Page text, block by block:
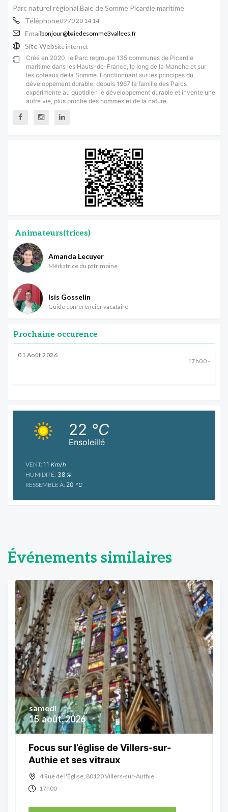
Parc naturel régional Baie de Somme Picardie maritime
Téléphone09 70 20 14 14
Emailbonjour@baiedesomme3vallees.fr
Site WebSite internet
Créé en 2020, le Parc regroupe 135 communes de Picardie
maritime dans les Hauts-de-France, le long de la Manche et sur
les coteaux de la Somme. Fonctionnant sur les principes du
développement durable, depuis 1967 la famille des Parcs
expérimente au quotidien le développement durable et invente une
autre vie, plus proche des hommes et de la nature.
Animateurs(trices)
Amanda Lecuyer
Médiatrice du patrimoine
Isis Gosselin
Guide conférencier vacataire
Prochaine occurence
01 Août 2026
17h00 -
Ensoleillé
22 °C
VENT: 11 Km/h
HUMIDITÉ: 38 %
RESSEMBLE À: 20 °C
Événements similaires
15 août, 2026
samedi
Focus sur l’église de Villers-sur-
Authie et ses vitraux
4 Rue de l'Église, 80120 Villers-sur-Authie
17h00